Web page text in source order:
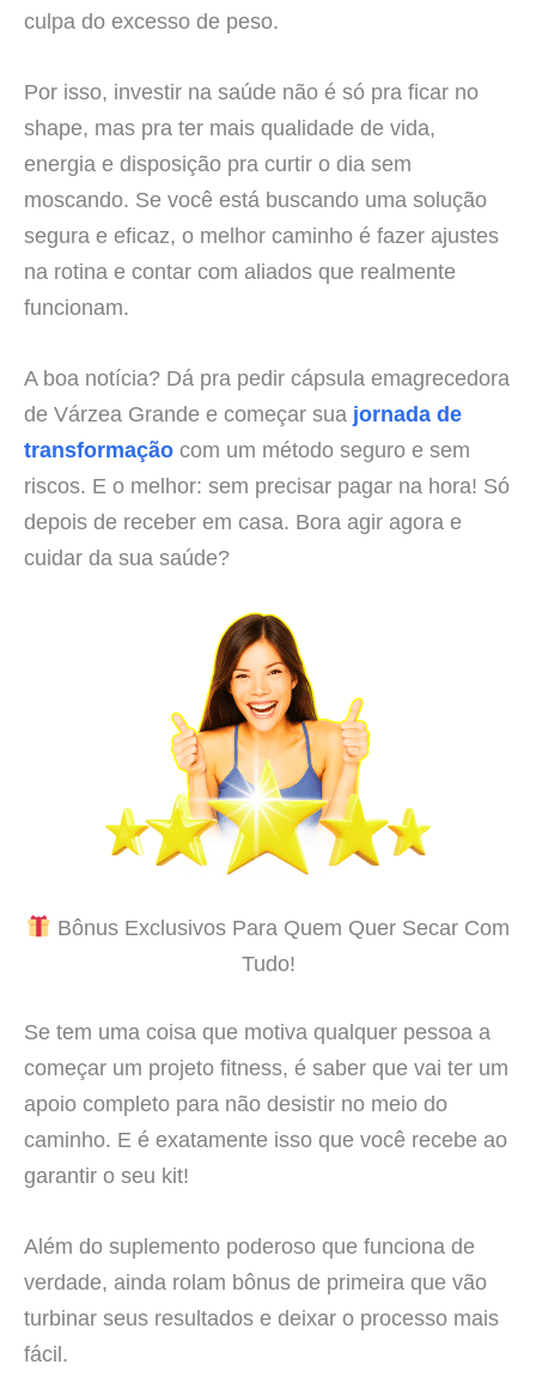
culpa do excesso de peso.
Por isso, investir na saúde não é só pra ficar no
shape, mas pra ter mais qualidade de vida,
energia e disposição pra curtir o dia sem
moscando. Se você está buscando uma solução
segura e eficaz, o melhor caminho é fazer ajustes
na rotina e contar com aliados que realmente
funcionam.
A boa notícia? Dá pra pedir cápsula emagrecedora
de Várzea Grande e começar sua jornada de
transformação com um método seguro e sem
riscos. E o melhor: sem precisar pagar na hora! Só
depois de receber em casa. Bora agir agora e
cuidar da sua saúde?
Bônus Exclusivos Para Quem Quer Secar Com
Tudo!
Se tem uma coisa que motiva qualquer pessoa a
começar um projeto fitness, é saber que vai ter um
apoio completo para não desistir no meio do
caminho. E é exatamente isso que você recebe ao
garantir o seu kit!
Além do suplemento poderoso que funciona de
verdade, ainda rolam bônus de primeira que vão
turbinar seus resultados e deixar o processo mais
fácil.